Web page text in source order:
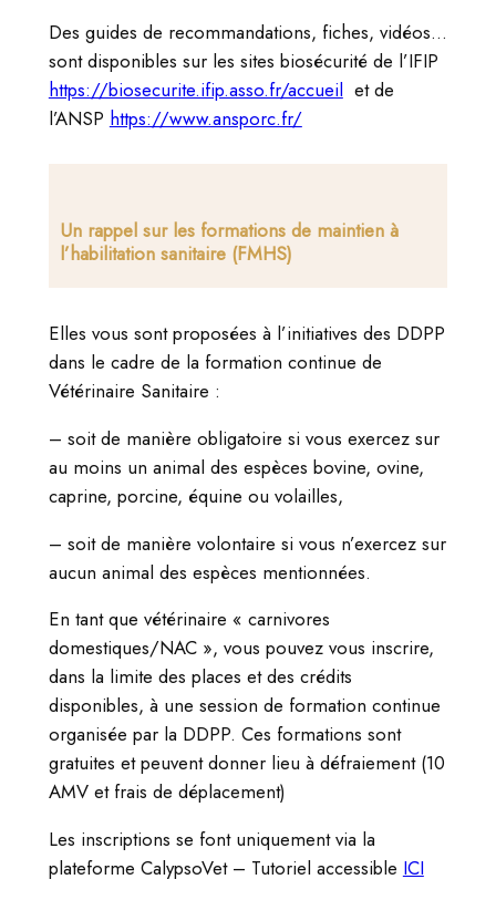
Des guides de recommandations, fiches, vidéos…
sont disponibles sur les sites biosécurité de l’IFIP
https://biosecurite.ifip.asso.fr/accueil et de
l’ANSP https://www.ansporc.fr/
Un rappel sur les formations de maintien à
l’habilitation sanitaire (FMHS)
Elles vous sont proposées à l’initiatives des DDPP
dans le cadre de la formation continue de
Vétérinaire Sanitaire :
– soit de manière obligatoire si vous exercez sur
au moins un animal des espèces bovine, ovine,
caprine, porcine, équine ou volailles,
– soit de manière volontaire si vous n’exercez sur
aucun animal des espèces mentionnées.
En tant que vétérinaire « carnivores
domestiques/NAC », vous pouvez vous inscrire,
dans la limite des places et des crédits
disponibles, à une session de formation continue
organisée par la DDPP. Ces formations sont
gratuites et peuvent donner lieu à défraiement (10
AMV et frais de déplacement)
Les inscriptions se font uniquement via la
plateforme CalypsoVet – Tutoriel accessible ICI